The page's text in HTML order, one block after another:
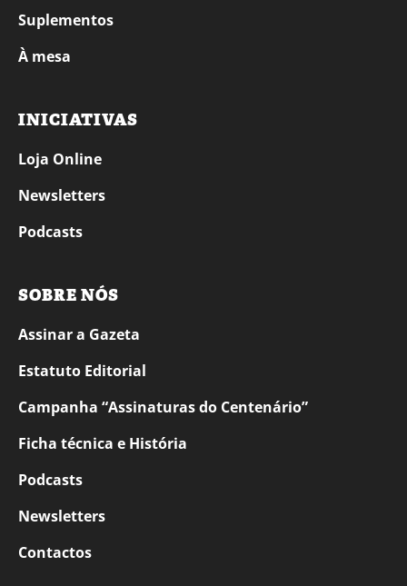
Suplementos
À mesa
INICIATIVAS
Loja Online
Newsletters
Podcasts
SOBRE NÓS
Assinar a Gazeta
Estatuto Editorial
Campanha “Assinaturas do Centenário”
Ficha técnica e História
Podcasts
Newsletters
Contactos